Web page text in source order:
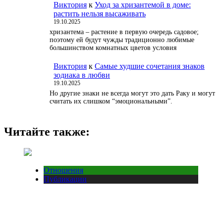
Виктория к Уход за хризантемой в доме:
растить нельзя высаживать
19.10.2025
хризантема – растение в первую очередь садовое;
поэтому ей будут чужды традиционно любимые
большинством комнатных цветов условия
Виктория к Самые худшие сочетания знаков
зодиака в любви
19.10.2025
Но другие знаки не всегда могут это дать Раку и могут
считать их слишком “эмоциональными”.
Читайте также:
Отношения
Публикации